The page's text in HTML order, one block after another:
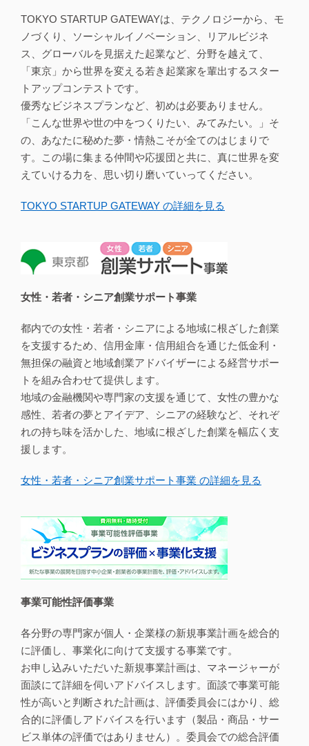
TOKYO STARTUP GATEWAYは、テクノロジーから、モ
ノづくり、ソーシャルイノベーション、リアルビジネ
ス、グローバルを見据えた起業など、分野を越えて、
「東京」から世界を変える若き起業家を輩出するスター
トアップコンテストです。
優秀なビジネスプランなど、初めは必要ありません。
「こんな世界や世の中をつくりたい、みてみたい。」そ
の、あなたに秘めた夢・情熱こそが全てのはじまりで
す。この場に集まる仲間や応援団と共に、真に世界を変
えていける力を、思い切り磨いていってください。
TOKYO STARTUP GATEWAY の詳細を見る
女性・若者・シニア創業サポート事業
都内での女性・若者・シニアによる地域に根ざした創業
を支援するため、信用金庫・信用組合を通じた低金利・
無担保の融資と地域創業アドバイザーによる経営サポー
トを組み合わせて提供します。
地域の金融機関や専門家の支援を通じて、女性の豊かな
感性、若者の夢とアイデア、シニアの経験など、それぞ
れの持ち味を活かした、地域に根ざした創業を幅広く支
援します。
女性・若者・シニア創業サポート事業 の詳細を見る
事業可能性評価事業
各分野の専門家が個人・企業様の新規事業計画を総合的
に評価し、事業化に向けて支援する事業です。
お申し込みいただいた新規事業計画は、マネージャーが
面談にて詳細を伺いアドバイスします。面談で事業可能
性が高いと判断された計画は、評価委員会にはかり、総
合的に評価しアドバイスを行います（製品・商品・サー
ビス単体の評価ではありません）。委員会での総合評価